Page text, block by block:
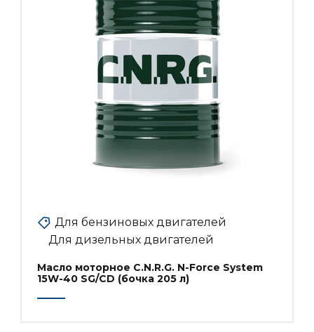
Для бензиновых двигателей
Для дизельных двигателей
Масло моторное C.N.R.G. N-Force System
15W-40 SG/CD (бочка 205 л)